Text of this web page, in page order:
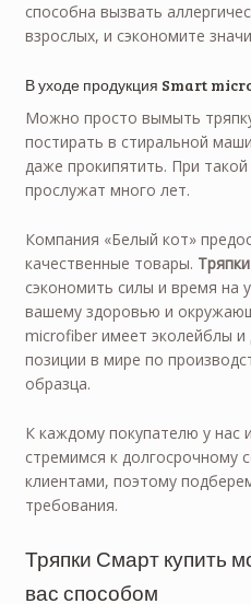
способна вызвать
взрослых, и сэкономите
В уходе продукция Smart
Можно просто вымыть
постирать в стиральной
даже прокипятить. При
прослужат много лет.
Компания «Белый кот»
качественные товары.
сэкономить силы и время на
вашему здоровью и
microfiber имеет эколейблы
позиции в мире по
образца.
К каждому покупателю у нас
стремимся к долгосрочному
клиентами, поэтому
требования.
Тряпки Смарт купить
вас способом